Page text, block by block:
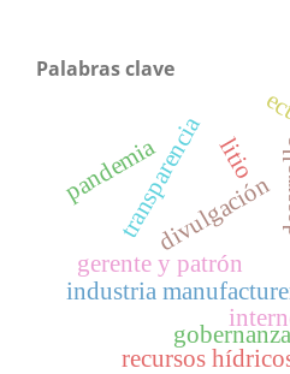
Palabras clave
litio
gerente y patrón
industria
divulgación
transparencia
pandemia
recursos